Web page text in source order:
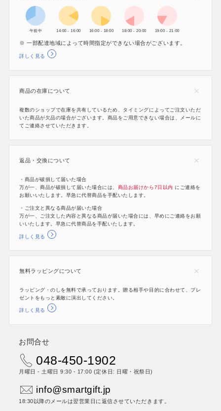
午前中 14:00 - 16:00 16:00 - 18:00 18:00 - 20:00 19:00 - 21:00
※ 一部配達地域によって時間指定ができない場合がございます。
詳しく見る
商品の在庫について
複数のショップで在庫を共有しているため、タイミングによってご注文いただ
いた商品が欠品の場合がございます。商品をご用意できない場合は、メールに
てご連絡させていただきます。
返品・交換について
・商品が破損して届いた場合
万が一、商品が破損して届いた場合には、 商品お届けから7日以内 にご連絡を
お願いいたします。早急に代替商品を手配いたします。
・ご注文と異なる商品が届いた場合
万が一、ご注文した内容と異なる商品が届いた場合には、早めにご連絡をお願
いいたします。早急に代替商品を手配いたします。
詳しく見る
無料ラッピングについて
ラッピング・のしを無料で承っております。贈る相手や目的に合わせて、プレ
ゼントをもっと素敵に演出してください。
詳しく見る
お問合せ
048-450-1902
月曜日 - 土曜日 9:30 - 17:00 (定休日: 日曜・祝祭日)
info@smartgift.jp
18:30以降のメールは翌営業日に返信させていただきます。